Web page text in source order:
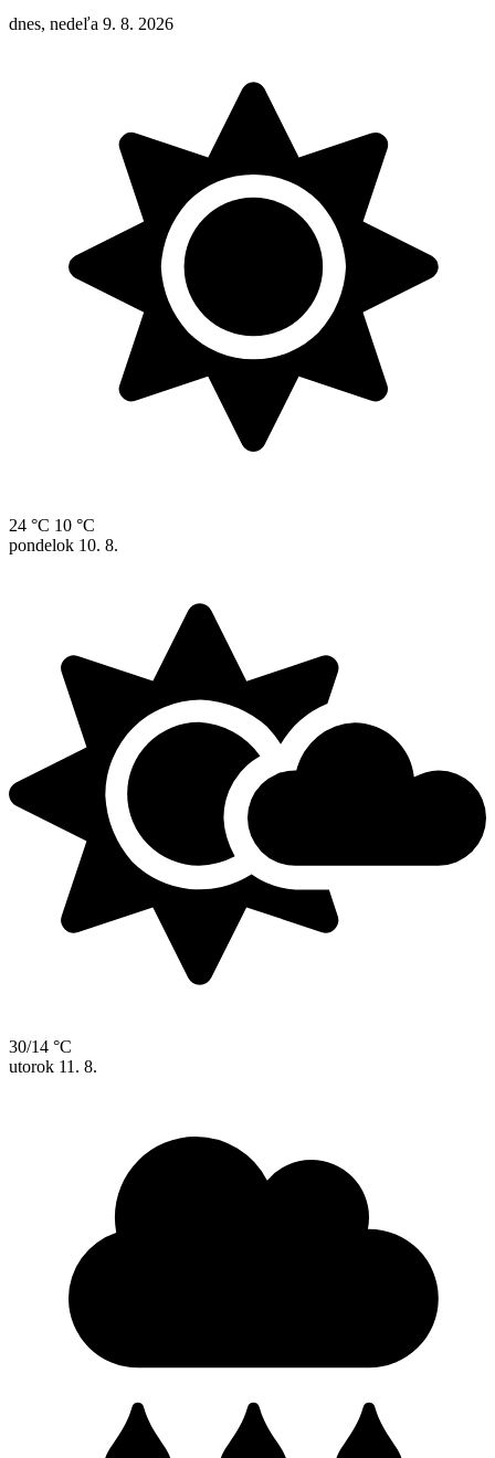
dnes, nedeľa 9. 8. 2026
24 °C 10 °C
pondelok 10. 8.
30/14 °C
utorok 11. 8.